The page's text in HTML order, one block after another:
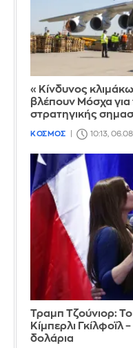
«Κίνδυνος
βλέπουν Μόσχα για
στρατηγικής
ΚΟΣΜΟΣ 10:13,
Τραμπ Τζούνιορ:
Κίμπερλι Γκίλφοϊλ
δολάρια